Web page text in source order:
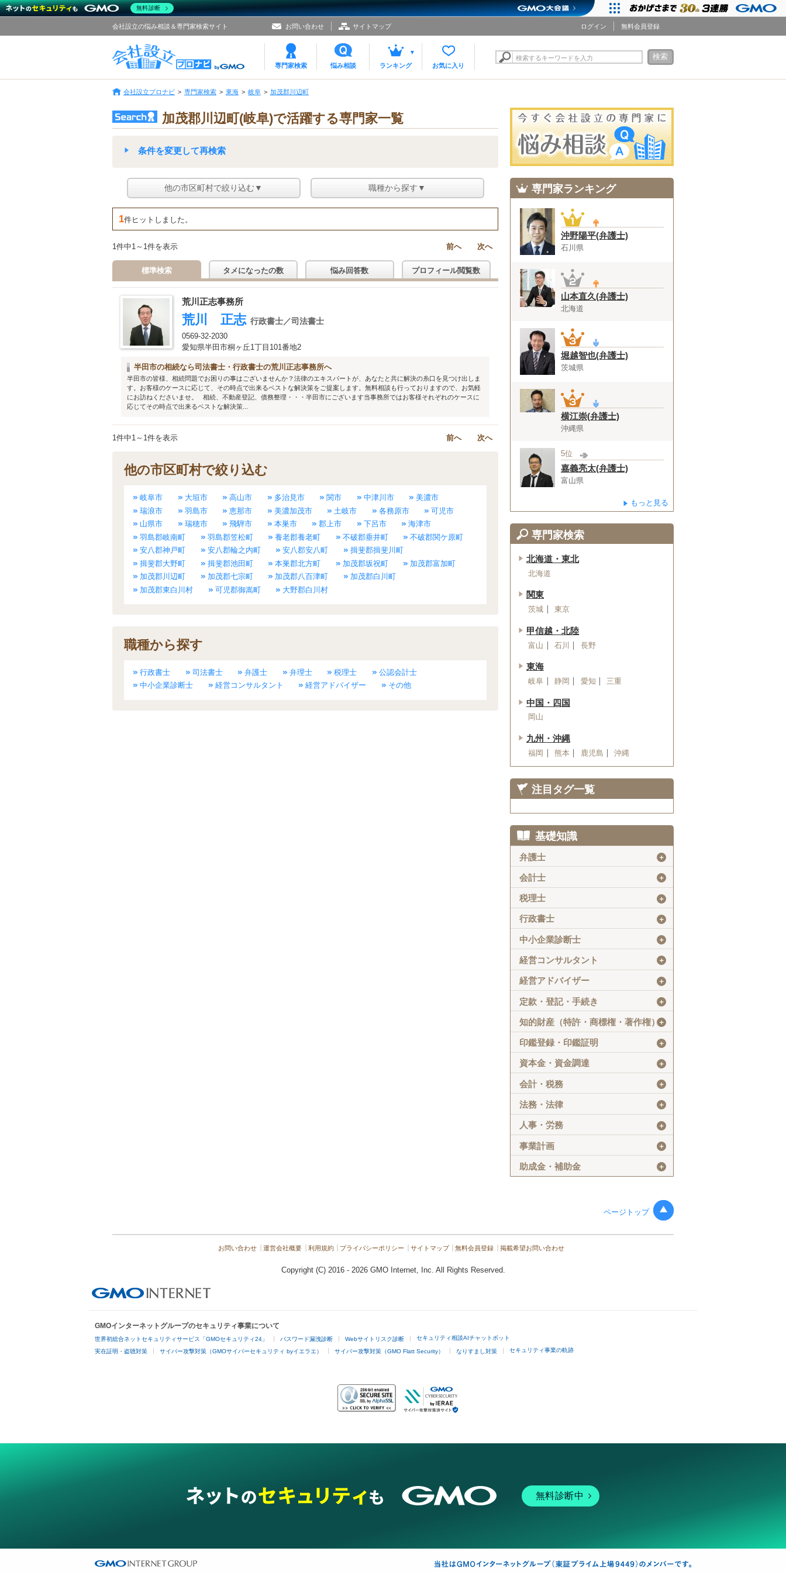
お問い合わせ サイトマップ ログイン 無料会員登録
会社設立の悩み相談＆専門家検索サイト
専門家検索 悩み相談 ランキング お気に入り
検索するキーワードを入力 検索
会社設立プロナビ 専門家検索 東海 岐阜 加茂郡川辺町
加茂郡川辺町(岐阜)で活躍する専門家一覧
条件を変更して再検索
他の市区町村で絞り込む▼ 職種から探す▼
1件ヒットしました。
1件中1～1件を表示 前へ 次へ
標準検索 タメになったの数 悩み回答数 プロフィール閲覧数
荒川正志事務所
荒川 正志 行政書士／司法書士
0569-32-2030
愛知県半田市桐ヶ丘1丁目101番地2
半田市の相続なら司法書士・行政書士の荒川正志事務所へ
半田市の皆様、相続問題でお困りの事はございませんか？法律のエキスパートが、あなたと共に解決の糸口を見つけ出しま
す。お客様のケースに応じて、その時点で出来るベストな解決策をご提案します。無料相談も行っておりますので、お気軽
にお訪ねくださいませ。 相続、不動産登記、債務整理・・・半田市にございます当事務所ではお客様それぞれのケースに
応じてその時点で出来るベストな解決策...
1件中1～1件を表示 前へ 次へ
他の市区町村で絞り込む
岐阜市 大垣市 高山市 多治見市 関市 中津川市
美濃市
瑞浪市
羽島市 恵那市 美濃加茂市 土岐市 各務原市
可児市
山県市
瑞穂市 飛騨市 本巣市 郡上市 下呂市
海津市
羽島郡岐南町
羽島郡笠松町 養老郡養老町 不破郡垂井町
不破郡関ケ原町
安八郡神戸町
安八郡輪之内町 安八郡安八町
揖斐郡揖斐川町
揖斐郡大野町
揖斐郡池田町 本巣郡北方町 加茂郡坂祝町
加茂郡富加町
加茂郡川辺町
加茂郡七宗町 加茂郡八百津町
加茂郡白川町
加茂郡東白川村
可児郡御嵩町 大野郡白川村
職種から探す
行政書士 司法書士 弁護士 弁理士 税理士
公認会計士
中小企業診断士
経営コンサルタント 経営アドバイザー その他
専門家ランキング
沖野陽平(弁護士)
石川県
山本直久(弁護士)
北海道
堀越智也(弁護士)
茨城県
横江崇(弁護士)
沖縄県
5位
嘉義亮太(弁護士)
富山県
もっと見る
専門家検索
北海道・東北
北海道
関東
茨城 東京
甲信越・北陸
富山 石川 長野
東海
岐阜 静岡 愛知 三重
中国・四国
岡山
九州・沖縄
福岡 熊本 鹿児島 沖縄
注目タグ一覧
基礎知識
弁護士 ＋
会計士 ＋
税理士 ＋
行政書士 ＋
中小企業診断士 ＋
経営コンサルタント ＋
経営アドバイザー ＋
定款・登記・手続き ＋
知的財産（特許・商標権・著作権）＋
印鑑登録・印鑑証明 ＋
資本金・資金調達 ＋
会計・税務 ＋
法務・法律 ＋
人事・労務 ＋
事業計画 ＋
助成金・補助金 ＋
ページトップ
お問い合わせ 運営会社概要 利用規約 プライバシーポリシー サイトマップ 無料会員登録 掲載希望お問い合わせ
Copyright (C) 2016 - 2026 GMO Internet, Inc. All Rights Reserved.
GMOインターネットグループのセキュリティ事業について
世界初総合ネットセキュリティサービス「GMOセキュリティ24」 パスワード漏洩診断 Webサイトリスク診断 セキュリティ相談AIチャットボット
実在証明・盗聴対策 サイバー攻撃対策（GMOサイバーセキュリティ byイエラエ） サイバー攻撃対策（GMO Flatt Security） なりすまし対策 セキュリティ事業の軌跡
無料診断中
無料診断